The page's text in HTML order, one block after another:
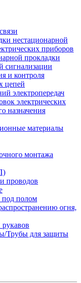
нестационарной
приборов
прокладки
сигнализации
и контроля
цепей
электропередач
электрических
назначения
материалы
монтажа
проводов
под полом
огня,
Трубы для защиты